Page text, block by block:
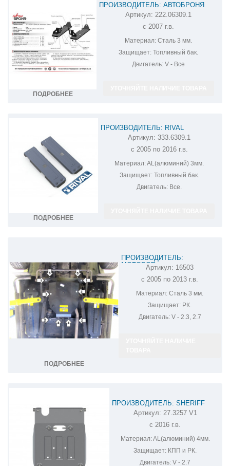
ПОДРОБНЕЕ
ПРОИЗВОДИТЕЛЬ: АВТОБРОНЯ
ЗАЩИТА ТОПЛИВНОГО БАКА UAZ
PATRIOT 222.06309.1
Артикул: 222.06309.1
с 2007 г.в.
Материал: Сталь 3 мм.
Защищает: Топливный бак.
Двигатель: V - Все
ПОДРОБНЕЕ
ПРОИЗВОДИТЕЛЬ: RIVAL
ЗАЩИТА ТОПЛИВНОГО БАКА УАЗ
PATRIOT 333.6309.1
Артикул: 333.6309.1
с 2005 по 2016 г.в.
Материал:AL(алюминий) 3мм.
Защищает:Топливный бак.
Двигатель: Все.
ПОДРОБНЕЕ
ПРОИЗВОДИТЕЛЬ:
MOTODOR
ЗАЩИТА РК УАЗ ПАТРИОТ 16503
Артикул: 16503
с 2005 по 2013 г.в.
Материал: Сталь 3 мм.
Защищает: РК.
Двигатель:V - 2.3, 2.7
ПРОИЗВОДИТЕЛЬ: SHERIFF
ЗАЩИТА КПП И РК UAZ PATRIOT
27.3257 V1
Артикул: 27.3257 V1
с 2016 г.в.
Материал:AL(алюминий) 4мм.
Защищает: КПП и РК.
Двигатель: V - 2.7